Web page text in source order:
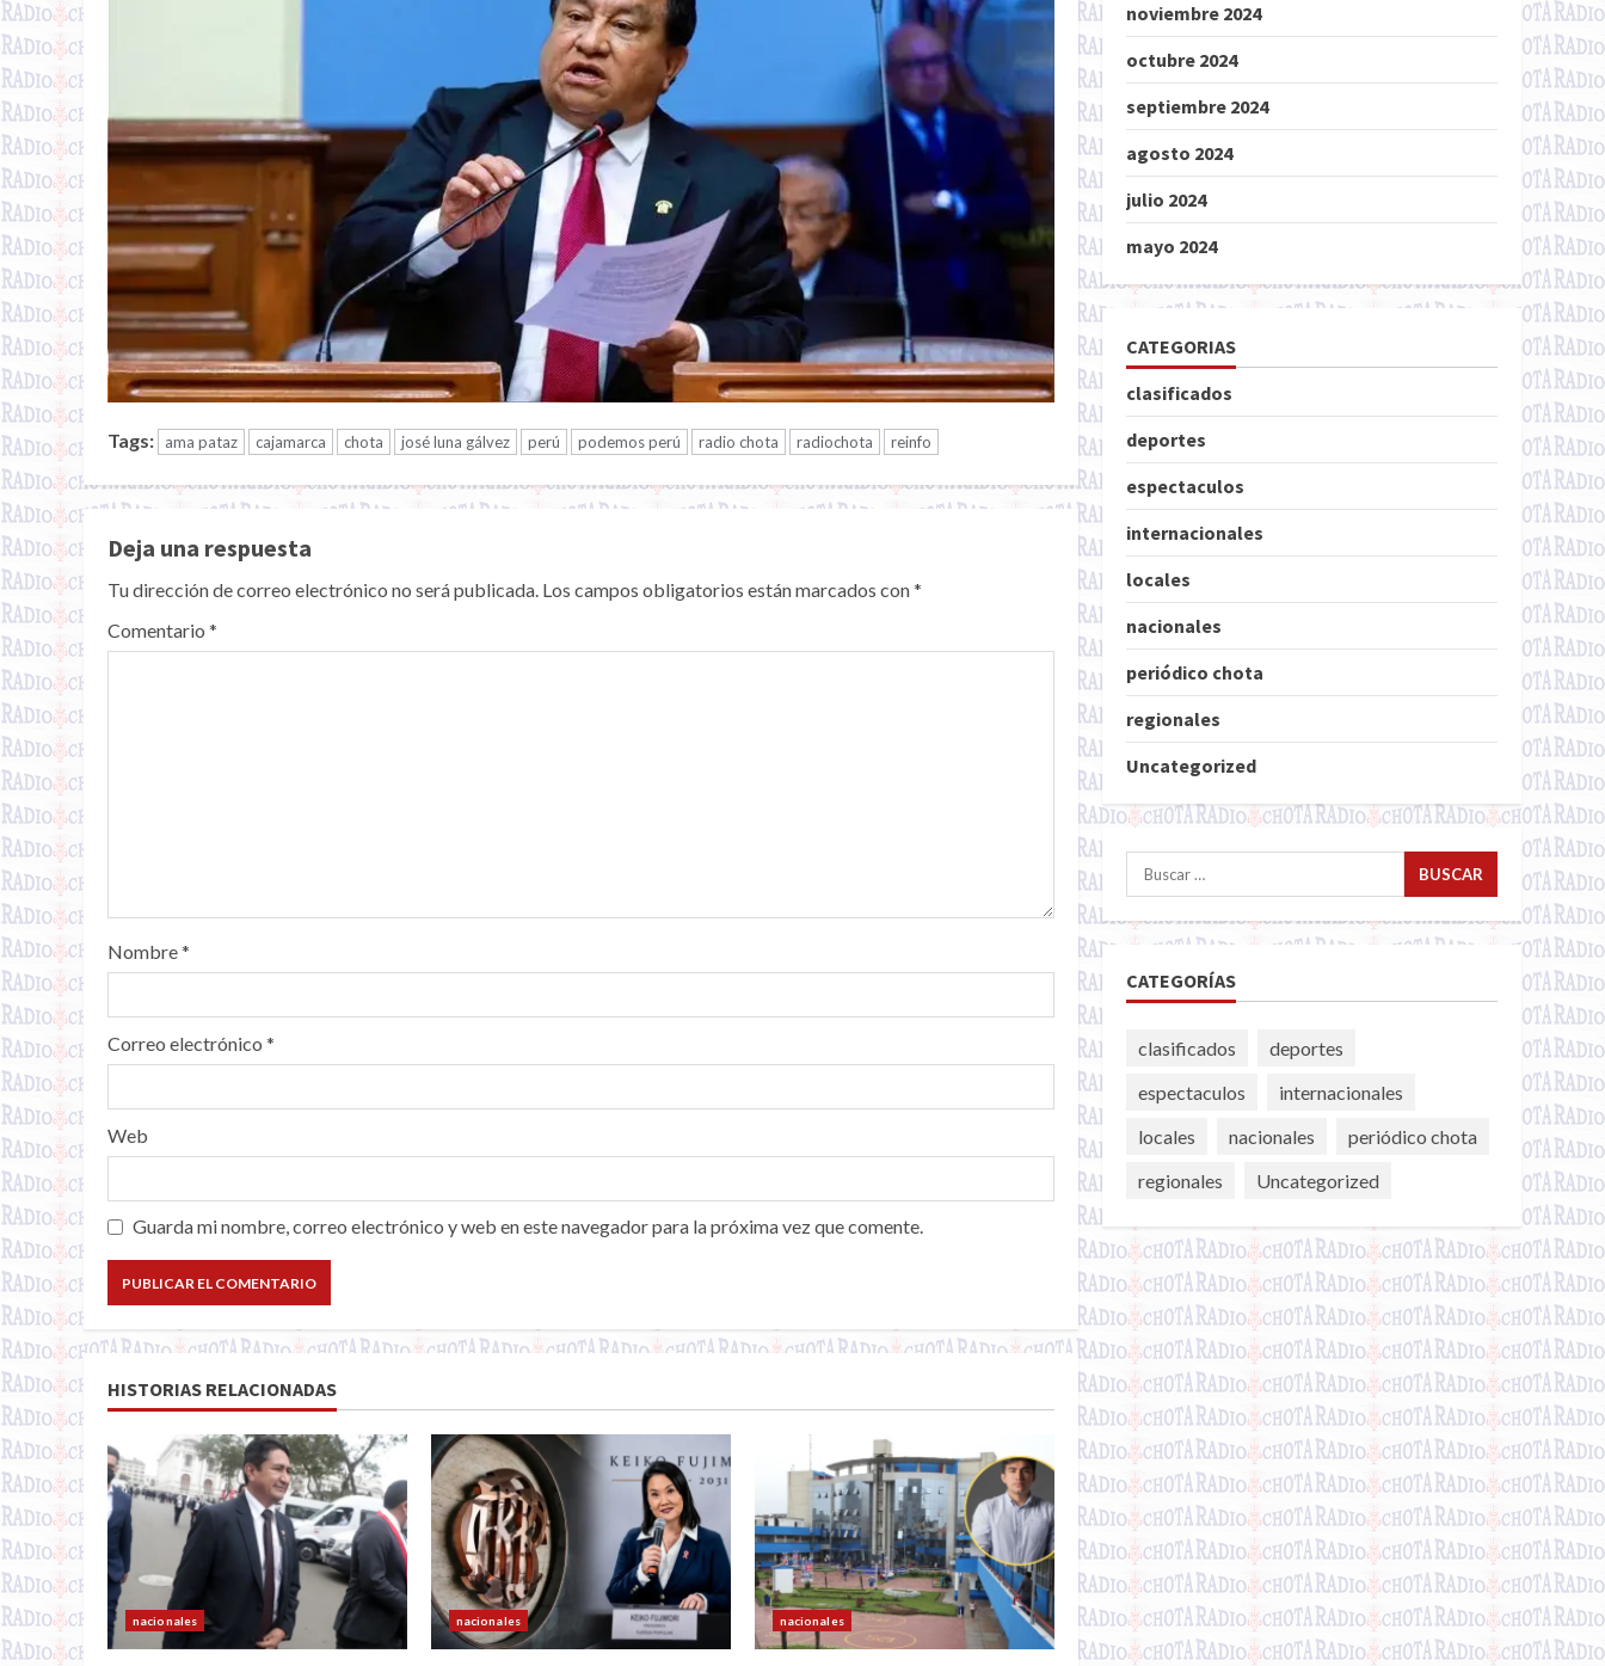
Tags: ama pataz cajamarca chota josé luna gálvez perú podemos perú radio chota radiochota reinfo
Deja una respuesta
Tu dirección de correo electrónico no será publicada. Los campos obligatorios están marcados con*
Comentario *
Nombre*
Correo electrónico *
Web
Guarda mi nombre, correo electrónico y web en este navegador para la próxima vez que comente.
HISTORIAS RELACIONADAS
nacionales nacionales nacionales
noviembre 2024
octubre 2024
septiembre 2024
agosto 2024
julio 2024
mayo 2024
CATEGORIAS
clasificados
deportes
espectaculos
internacionales
locales
nacionales
periódico chota
regionales
Uncategorized
Buscar:
CATEGORÍAS
clasificados
deportes
espectaculos
internacionales
locales
nacionales
periódico chota
regionales
Uncategorized